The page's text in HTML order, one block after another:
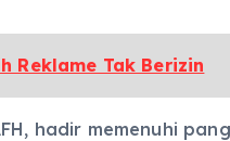
Reklame Tak Berizin
hadir memenuhi